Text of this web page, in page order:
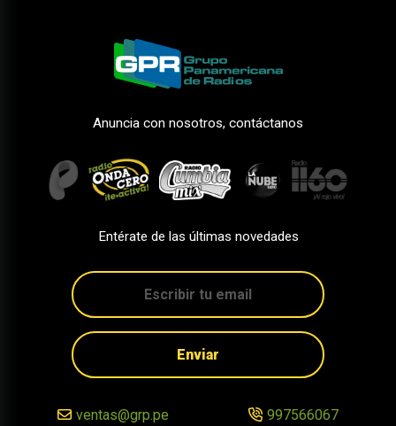
Anuncia con nosotros, contáctanos
Entérate de las últimas novedades
Enviar
ventas@grp.pe 997566067